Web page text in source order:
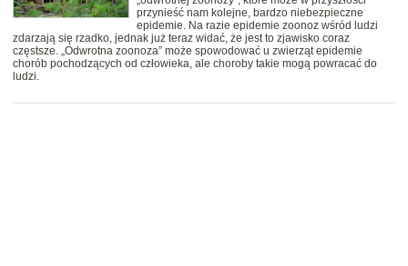
przynieść nam kolejne, bardzo niebezpieczne
epidemie. Na razie epidemie zoonoz wśród ludzi
zdarzają się rzadko, jednak już teraz widać, że jest to zjawisko coraz
częstsze. „Odwrotna zoonoza” może spowodować u zwierząt epidemie
chorób pochodzących od człowieka, ale choroby takie mogą powracać do
ludzi.